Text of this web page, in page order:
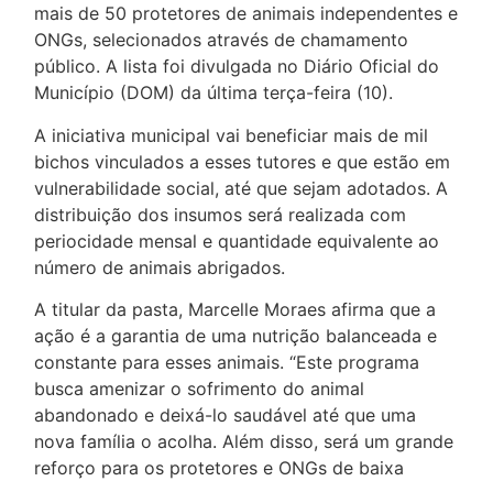
mais de 50 protetores de animais independentes e
ONGs, selecionados através de chamamento
público. A lista foi divulgada no Diário Oficial do
Município (DOM) da última terça-feira (10).
A iniciativa municipal vai beneficiar mais de mil
bichos vinculados a esses tutores e que estão em
vulnerabilidade social, até que sejam adotados. A
distribuição dos insumos será realizada com
periocidade mensal e quantidade equivalente ao
número de animais abrigados.
A titular da pasta, Marcelle Moraes afirma que a
ação é a garantia de uma nutrição balanceada e
constante para esses animais. “Este programa
busca amenizar o sofrimento do animal
abandonado e deixá-lo saudável até que uma
nova família o acolha. Além disso, será um grande
reforço para os protetores e ONGs de baixa